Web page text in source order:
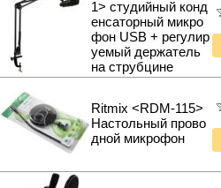
1> студийный конд
енсаторный микро
фон USB + регулир
уемый держатель
на струбцине
Ritmix <RDM-115>
Настольный прово
дной микрофон